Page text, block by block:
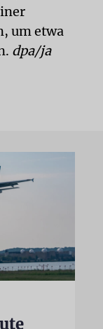
um etwa
dpa/ja